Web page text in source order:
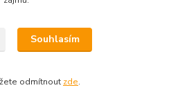
Souhlasím
odmítnout zde.